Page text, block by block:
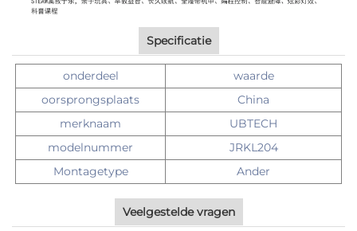
Specificatie
onderdeel
waarde
oorsprongsplaats
China
merknaam
UBTECH
modelnummer
JRKL204
Montagetype
Ander
Veelgestelde vragen